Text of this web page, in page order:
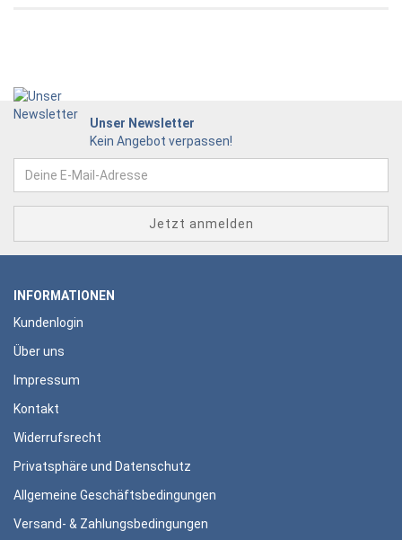
Unser Newsletter
Kein Angebot verpassen!
INFORMATIONEN
Kundenlogin
Über uns
Impressum
Kontakt
Widerrufsrecht
Privatsphäre und Datenschutz
Allgemeine Geschäftsbedingungen
Versand- & Zahlungsbedingungen